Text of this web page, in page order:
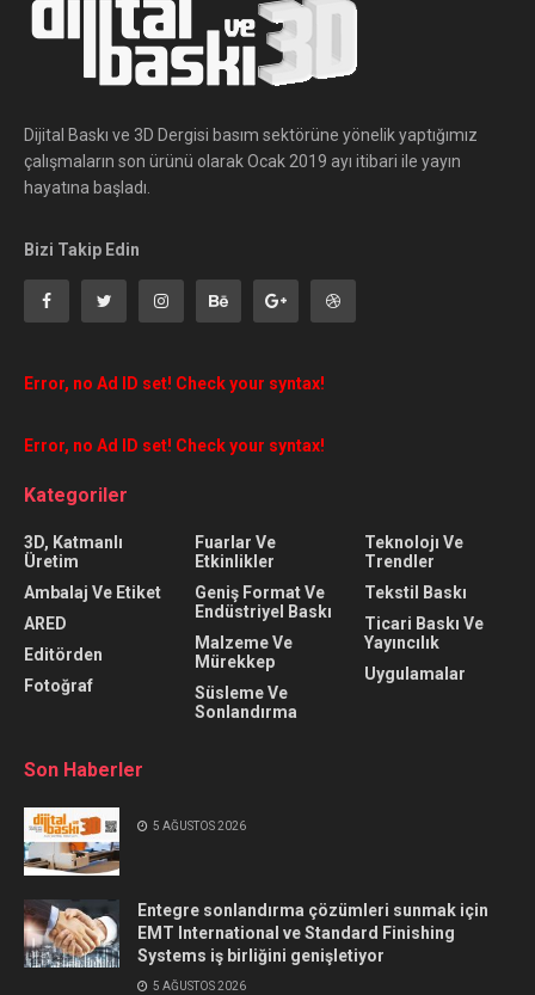
Dijital Baskı ve 3D Dergisi basım sektörüne yönelik yaptığımız
çalışmaların son ürünü olarak Ocak 2019 ayı itibari ile yayın
hayatına başladı.
Bizi Takip Edin
Error, no Ad ID set! Check your syntax!
Error, no Ad ID set! Check your syntax!
Kategoriler
3D, Katmanlı
Üretim
Ambalaj Ve Etiket
ARED
Editörden
Fotoğraf
Fuarlar Ve
Etkinlikler
Geniş Format Ve
Endüstriyel Baskı
Malzeme Ve
Mürekkep
Süsleme Ve
Sonlandırma
Teknolojı Ve
Trendler
Tekstil Baskı
Ticari Baskı Ve
Yayıncılık
Uygulamalar
Son Haberler
5 AĞUSTOS 2026
Entegre sonlandırma çözümleri sunmak için
EMT International ve Standard Finishing
Systems iş birliğini genişletiyor
5 AĞUSTOS 2026